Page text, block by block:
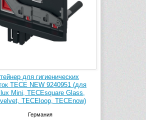
для гигиенических
TECE NEW 9240951 (для
Mini, TECEsquare Glass,
TECEloop, TECEnow)
Германия